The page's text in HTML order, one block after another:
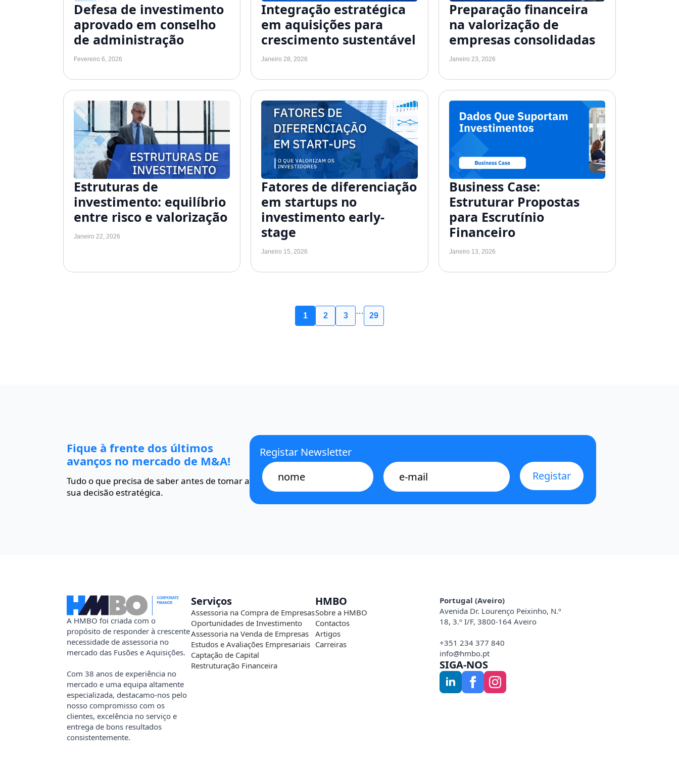
Defesa de investimento
aprovado em conselho
de administração
Fevereiro 6, 2026
Integração estratégica
em aquisições para
crescimento sustentável
Janeiro 28, 2026
Preparação financeira
na valorização de
empresas consolidadas
Janeiro 23, 2026
Estruturas de
investimento: equilíbrio
entre risco e valorização
Janeiro 22, 2026
Fatores de diferenciação
em startups no
investimento early-
stage
Janeiro 15, 2026
Business Case:
Estruturar Propostas
para Escrutínio
Financeiro
Janeiro 13, 2026
1 2 3
…
29
Fique à frente dos últimos
avanços no mercado de M&A!
Tudo o que precisa de saber antes de tomar a
sua decisão estratégica.
Registar Newsletter
Name
E-
mail
*
Registar
A HMBO foi criada com o
propósito de responder à crescente
necessidade de assessoria no
mercado das Fusões e Aquisições.
Com 38 anos de experiência no
mercado e uma equipa altamente
especializada, destacamo-nos pelo
nosso compromisso com os
clientes, excelência no serviço e
entrega de bons resultados
consistentemente.
Serviços
Assessoria na Compra de Empresas
Oportunidades de Investimento
Assessoria na Venda de Empresas
Estudos e Avaliações Empresariais
Captação de Capital
Restruturação Financeira
HMBO
Sobre a HMBO
Contactos
Artigos
Carreiras
Portugal (Aveiro)
Avenida Dr. Lourenço Peixinho, N.º
18, 3.º I/F, 3800-164 Aveiro
+351 234 377 840
info@hmbo.pt
SIGA-NOS